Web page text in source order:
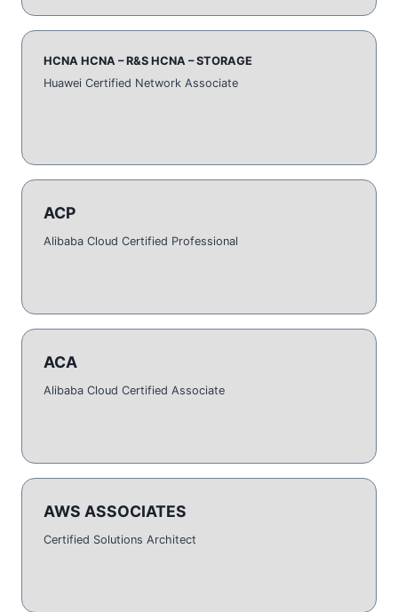
HCNA HCNA – R&S HCNA – STORAGE
Huawei Certified Network Associate
ACP
Alibaba Cloud Certified Professional
ACA
Alibaba Cloud Certified Associate
AWS ASSOCIATES
Certified Solutions Architect